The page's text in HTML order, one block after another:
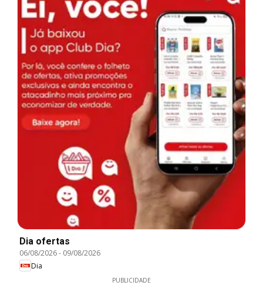
Dia ofertas
06/08/2026- 09/08/2026
Dia
PUBLICIDADE